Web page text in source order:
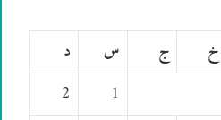
خ ج س
د
1
2